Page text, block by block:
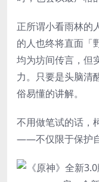
正所谓小看雨林的
的人也终将直面「
均为坊间传言，但
力。只要是头脑清
俗易懂的讲解。
不用做笔试的话，
——不仅限于保护自